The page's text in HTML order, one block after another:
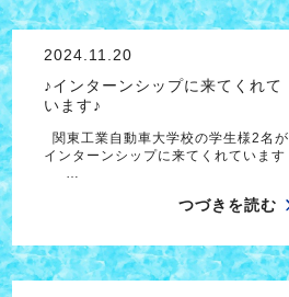
2024.11.20
♪インターンシップに来てくれて
います♪
関東工業自動車大学校の学生様2名が
インターンシップに来てくれています
つづきを読む